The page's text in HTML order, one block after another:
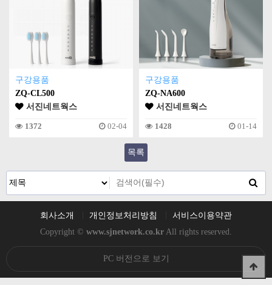
구강용품
ZQ-CL500
서진네트웍스
1372 02-04
구강용품
ZQ-NA600
서진네트웍스
1428 01-14
목록
회사소개 개인정보처리방침
서비스이용약관
Copyright © www.sjnetwork.co.kr All rights reserved.
PC 버전으로 보기